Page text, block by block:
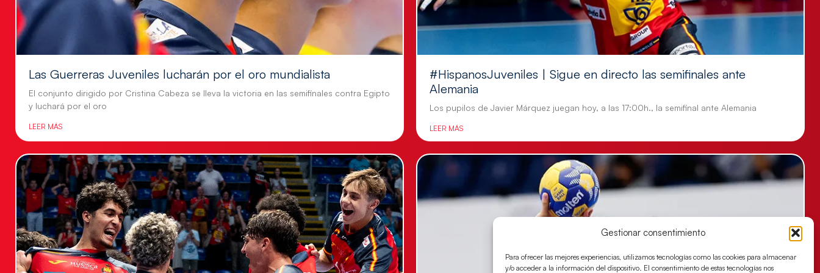
Gestionar consentimiento
Para ofrecer las mejores experiencias, utilizamos tecnologías como las cookies para almacenar
y/o acceder a la información del dispositivo. El consentimiento de estas tecnologías nos
Las Guerreras Juveniles lucharán por el oro mundialista
El conjunto dirigido por Cristina Cabeza se lleva la victoria en las semifinales contra Egipto
y luchará por el oro
LEER MÁS
#HispanosJuveniles | Sigue en directo las semifinales ante
Alemania
Los pupilos de Javier Márquez juegan hoy, a las 17:00h., la semifinal ante Alemania
LEER MÁS